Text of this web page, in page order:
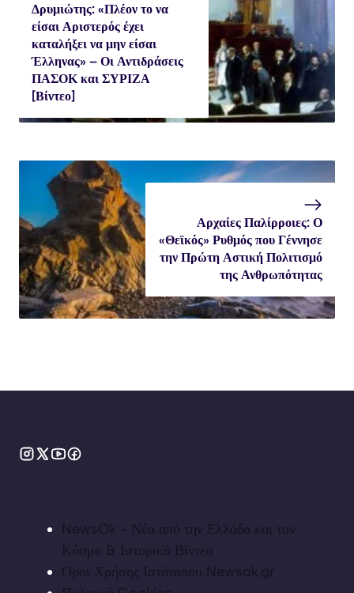
Δρυμιώτης: «Πλέον το να
είσαι Αριστερός έχει
καταλήξει να μην είσαι
Έλληνας» – Οι Αντιδράσεις
ΠΑΣΟΚ και ΣΥΡΙΖΑ
[Βίντεο]
Αρχαίες Παλίρροιες: Ο
«Θεϊκός» Ρυθμός που Γέννησε
την Πρώτη Αστική Πολιτισμό
της Ανθρωπότητας
NewsOk - Νέα από την Ελλάδα και τον
Κόσμο & Ιστορικά Βίντεο
Όροι Χρήσης Ιστότοπου Newsok.gr